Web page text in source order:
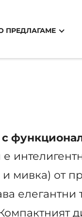
на
ПРЕДЛАГАМЕ
мивка) от